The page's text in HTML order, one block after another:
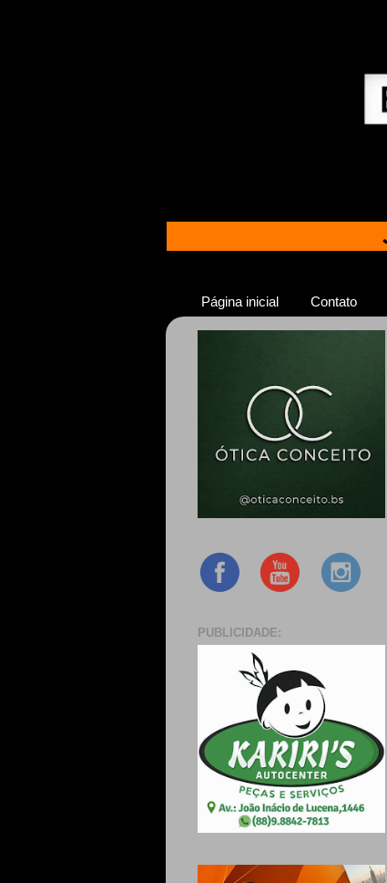
Página inicial Contato
PUBLICIDADE: